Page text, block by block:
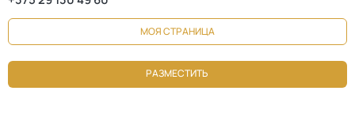
МОЯ СТРАНИЦА
РАЗМЕСТИТЬ